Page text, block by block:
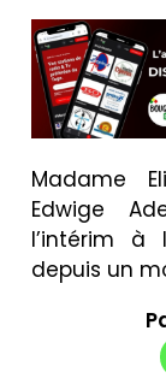
Madame
Edwige
l’intérim
depuis un